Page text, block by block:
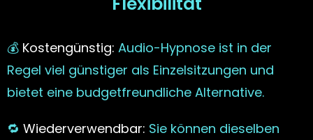
💰 Kostengünstig: Audio-Hypnose ist in der
Regel viel günstiger als Einzelsitzungen und
bietet eine budgetfreundliche Alternative.
🔁 Wiederverwendbar: Sie können dieselben